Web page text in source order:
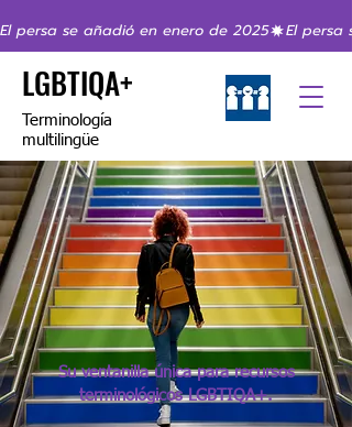
LGBTIQA+
Terminología
multilingüe
El persa se añadió en enero de 2025
Su ventanilla única para recursos
terminológicos LGBTIQA+.